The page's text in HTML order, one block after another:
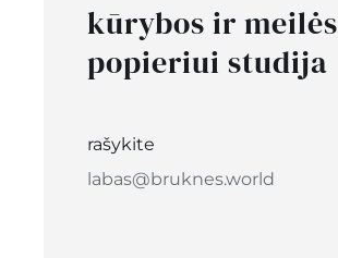
kūrybos ir meilės
popieriui studija
rašykite
labas@bruknes.world